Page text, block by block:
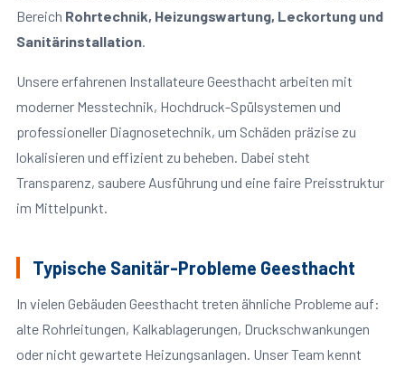
Bereich Rohrtechnik, Heizungswartung, Leckortung und
Sanitärinstallation.
Unsere erfahrenen Installateure Geesthacht arbeiten mit
moderner Messtechnik, Hochdruck-Spülsystemen und
professioneller Diagnosetechnik, um Schäden präzise zu
lokalisieren und effizient zu beheben. Dabei steht
Transparenz, saubere Ausführung und eine faire Preisstruktur
im Mittelpunkt.
Typische Sanitär-Probleme Geesthacht
In vielen Gebäuden Geesthacht treten ähnliche Probleme auf:
alte Rohrleitungen, Kalkablagerungen, Druckschwankungen
oder nicht gewartete Heizungsanlagen. Unser Team kennt